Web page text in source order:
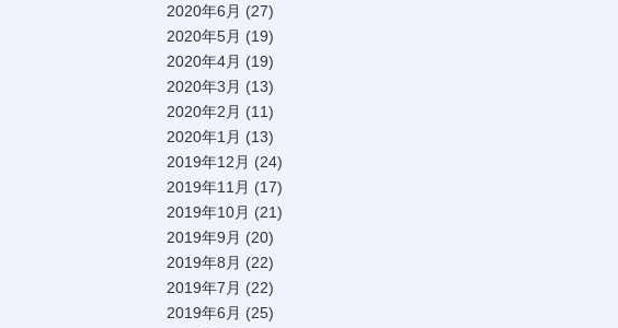
2020年6月 (27)
2020年5月 (19)
2020年4月 (19)
2020年3月 (13)
2020年2月 (11)
2020年1月 (13)
2019年12月 (24)
2019年11月 (17)
2019年10月 (21)
2019年9月 (20)
2019年8月 (22)
2019年7月 (22)
2019年6月 (25)